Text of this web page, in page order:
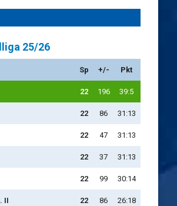
25/26
Sp +/- Pkt
22 196 39:5
22 86 31:13
22 47 31:13
22 37 31:13
22 99 30:14
II 22 86 26:18